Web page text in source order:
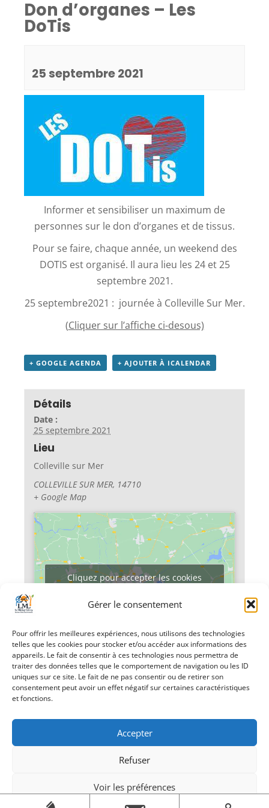
Gérer le consentement
Pour offrir les meilleures expériences, nous utilisons des technologies
telles que les cookies pour stocker et/ou accéder aux informations des
appareils. Le fait de consentir à ces technologies nous permettra de
traiter des données telles que le comportement de navigation ou les ID
uniques sur ce site. Le fait de ne pas consentir ou de retirer son
consentement peut avoir un effet négatif sur certaines caractéristiques
et fonctions.
Accepter
Refuser
Voir les préférences
Don d’organes – Les
DoTis
25 septembre 2021
Informer et sensibiliser un maximum de
personnes sur le don d’organes et de tissus.
Pour se faire, chaque année, un weekend des
DOTIS est organisé. Il aura lieu les 24 et 25
septembre 2021.
25 septembre2021 : journée à Colleville Sur Mer.
(Cliquer sur l’affiche ci-desous)
+ GOOGLE AGENDA + AJOUTER À ICALENDAR
Détails
Date :
25 septembre 2021
Lieu
Colleville sur Mer
COLLEVILLE SUR MER, 14710
+ Google Map
Cliquez pour accepter les cookies
«Le café des
astucieux
23ème Puces
Création Androme Informatique © 2026. Tous droits